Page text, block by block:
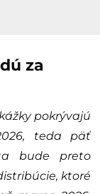
za
pokrývajú
teda päť
bude preto
ktoré